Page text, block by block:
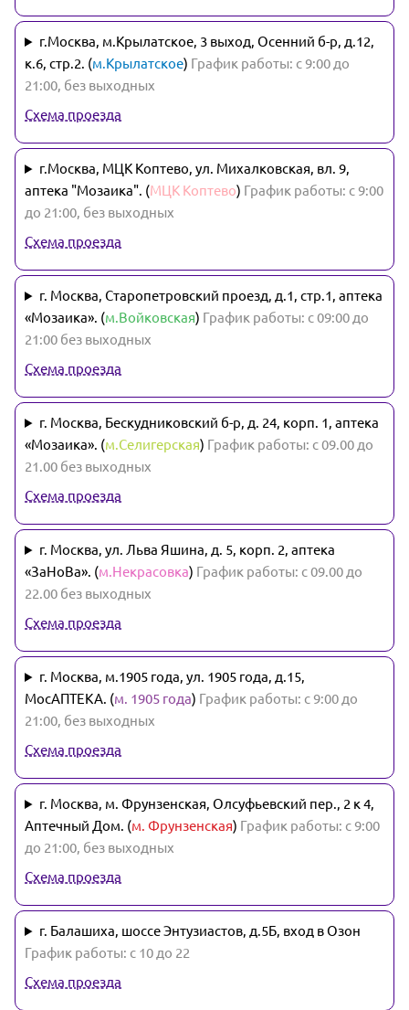
г.Москва, м.Крылатское, 3 выход, Осенний б-р, д.12,
к.6, стр.2. (м.Крылатское) График работы: с 9:00 до
21:00, без выходных
Схема проезда
г.Москва, МЦК Коптево, ул. Михалковская, вл. 9,
аптека "Мозаика". (МЦК Коптево) График работы: с 9:00
до 21:00, без выходных
Схема проезда
г. Москва, Старопетровский проезд, д.1, стр.1, аптека
«Мозаика». (м.Войковская) График работы: с 09:00 до
21:00 без выходных
Схема проезда
г. Москва, Бескудниковский б-р, д. 24, корп. 1, аптека
«Мозаика». (м.Селигерская) График работы: с 09.00 до
21.00 без выходных
Схема проезда
г. Москва, ул. Льва Яшина, д. 5, корп. 2, аптека
«ЗаНоВа». (м.Некрасовка) График работы: с 09.00 до
22.00 без выходных
Схема проезда
г. Москва, м.1905 года, ул. 1905 года, д.15,
МосАПТЕКА. (м. 1905 года) График работы: с 9:00 до
21:00, без выходных
Схема проезда
г. Москва, м. Фрунзенская, Олсуфьевский пер., 2 к 4,
Аптечный Дом. (м. Фрунзенская) График работы: с 9:00
до 21:00, без выходных
Схема проезда
г. Балашиха, шоссе Энтузиастов, д.5Б, вход в Озон
График работы: с 10 до 22
Схема проезда